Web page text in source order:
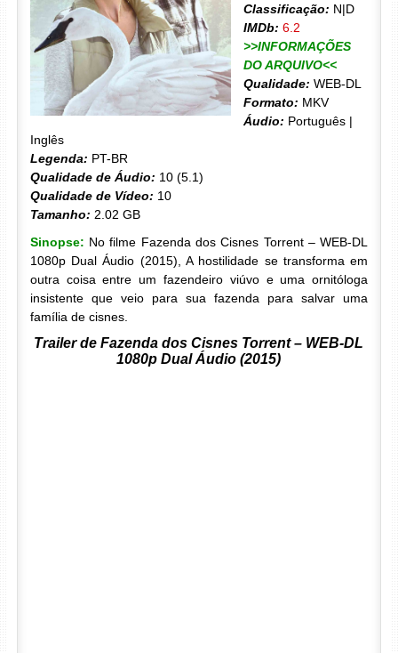
Classificação: N|D
IMDb: 6.2
>>INFORMAÇÕES
DO ARQUIVO<<
Qualidade: WEB-DL
Formato: MKV
Áudio: Português |
Inglês
Legenda: PT-BR
Qualidade de Áudio: 10 (5.1)
Qualidade de Vídeo: 10
Tamanho: 2.02 GB
Sinopse: No filme Fazenda dos Cisnes Torrent – WEB-DL
1080p Dual Áudio (2015), A hostilidade se transforma em
outra coisa entre um fazendeiro viúvo e uma ornitóloga
insistente que veio para sua fazenda para salvar uma
família de cisnes.
Trailer de Fazenda dos Cisnes Torrent – WEB-DL
1080p Dual Áudio (2015)